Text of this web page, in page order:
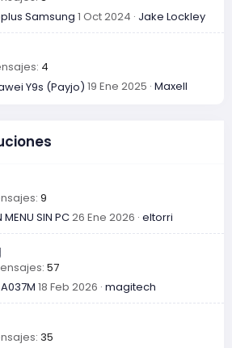
Samsung 1 Oct 2024 Jake Lockley
4
Y9s (Payjo) 19 Ene 2025 Maxell
9
MENU SIN PC26 Ene 2026 eltorri
57
18 Feb 2026 magitech
35